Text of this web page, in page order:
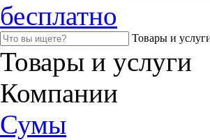
бесплатно
Товары и
Товары и услуги
Компании
Сумы